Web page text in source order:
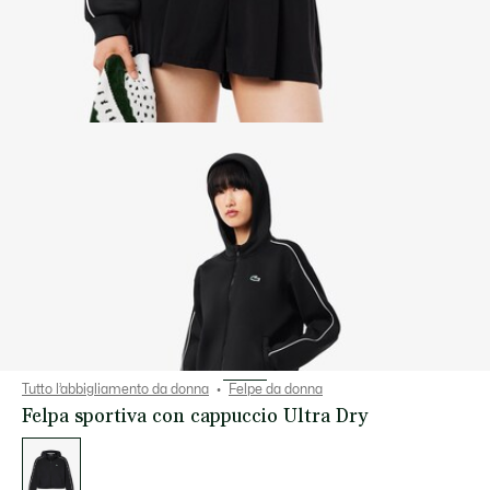
Tutto l’abbigliamento da donna Felpe da donna
Felpa sportiva con cappuccio Ultra Dry
delle
varianti